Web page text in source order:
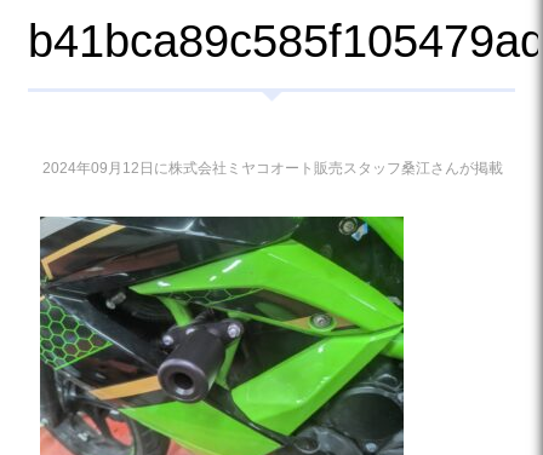
2024年09月12日に株式会社ミヤコオート販売スタッフ桑江さんが掲載